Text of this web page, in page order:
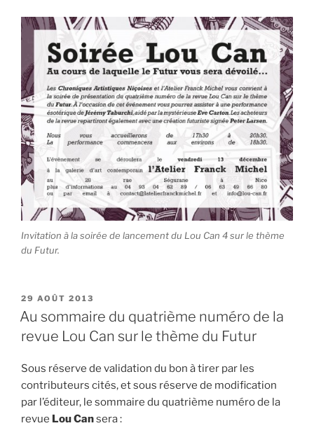
Invitation à la soirée de lancement du Lou Can 4 sur le thème
du Futur.
PUBLIÉ
LE
29 AOÛT 2013
Au sommaire du quatrième numéro de la
revue Lou Can sur le thème du Futur
Sous réserve de validation du bon à tirer par les
contributeurs cités, et sous réserve de modification
par l’éditeur, le sommaire du quatrième numéro de la
revue Lou Cansera :